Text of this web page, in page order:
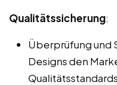
Qualitätssicherung:
Überprüfung und
Designs den